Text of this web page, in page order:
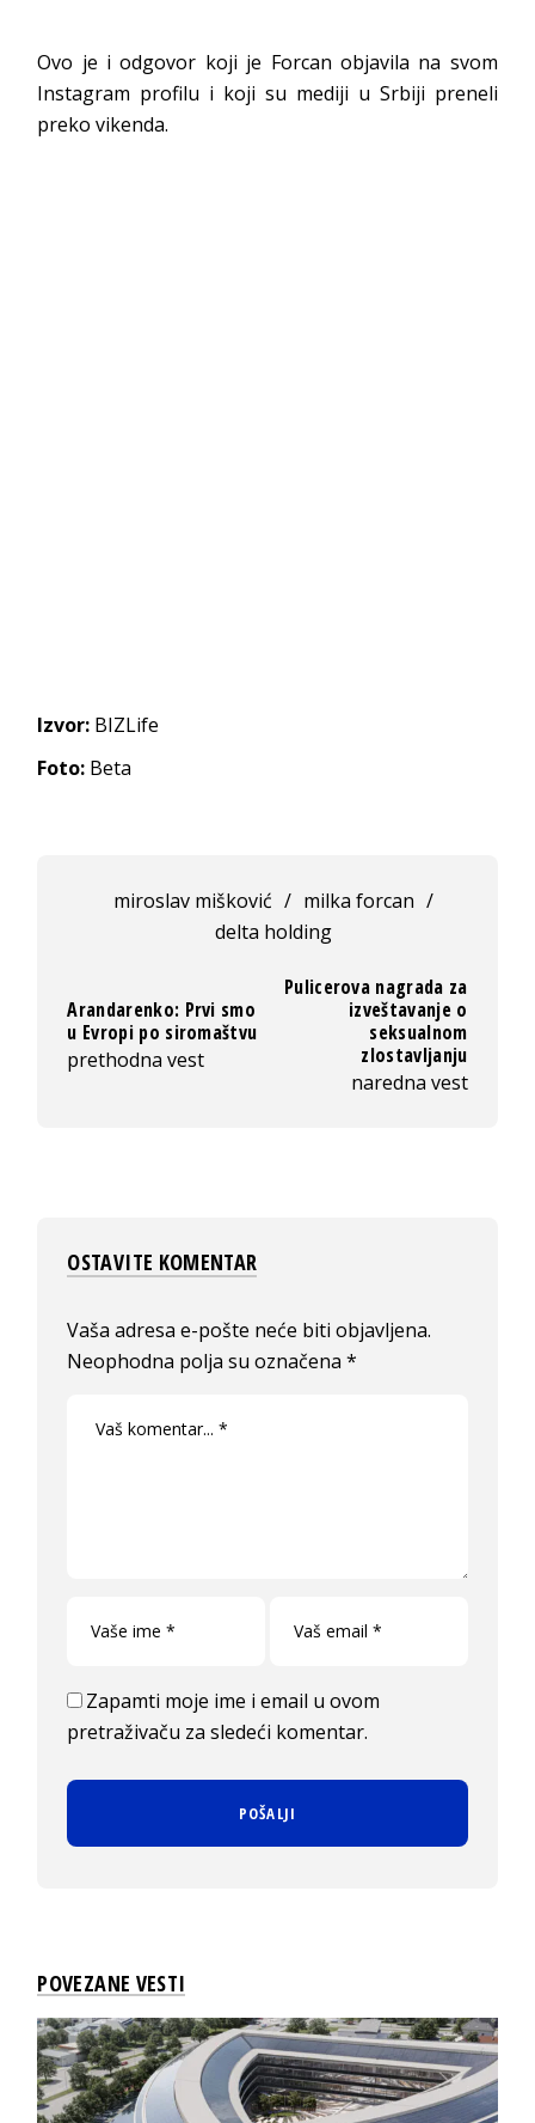
Ovo je i odgovor koji je Forcan objavila na svom
Instagram profilu i koji su mediji u Srbiji preneli
preko vikenda.
Izvor: BIZLife
Foto: Beta
miroslav mišković / milka forcan /
delta holding
Arandarenko: Prvi smo
u Evropi po siromaštvu
prethodna vest
Pulicerova nagrada za
izveštavanje o
seksualnom
zlostavljanju
naredna vest
OSTAVITE KOMENTAR
Vaša adresa e-pošte neće biti objavljena.
Neophodna polja su označena*
Zapamti moje ime i email u ovom
pretraživaču za sledeći komentar.
POVEZANE VESTI